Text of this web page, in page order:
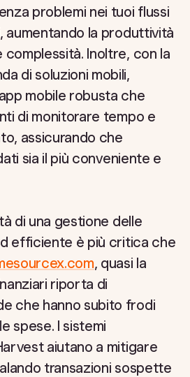
problemi nei tuoi flussi
aumentando la produttività
complessità. Inoltre, con la
di soluzioni mobili,
mobile robusta che
di monitorare tempo e
assicurando che
sia il più conveniente e
di una gestione delle
efficiente è più critica che
, quasi la
riporta di
che hanno subito frodi
spese. I sistemi
aiutano a mitigare
transazioni sospette